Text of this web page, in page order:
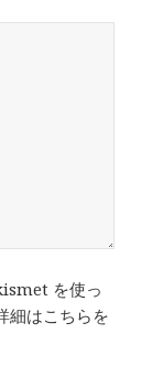
を使っ
細はこちらを